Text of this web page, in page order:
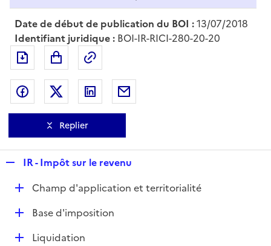
Date de début de publication du BOI :13/07/2018
Identifiant juridique : BOI-IR-RICI-280-20-20
Exporter le document au format pdf
Partager sur Facebook
Partager sur Twitter
Partager sur LinkedIn
Replier
p
l
i
e
IR - Impôt sur le revenu
DChamp d'application et territorialité
DBase d'imposition
DLiquidation